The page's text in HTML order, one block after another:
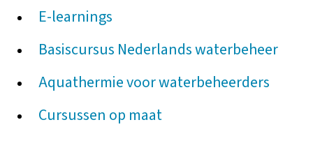
E-learnings
Basiscursus Nederlands waterbeheer
Aquathermie voor waterbeheerders
Cursussen op maat